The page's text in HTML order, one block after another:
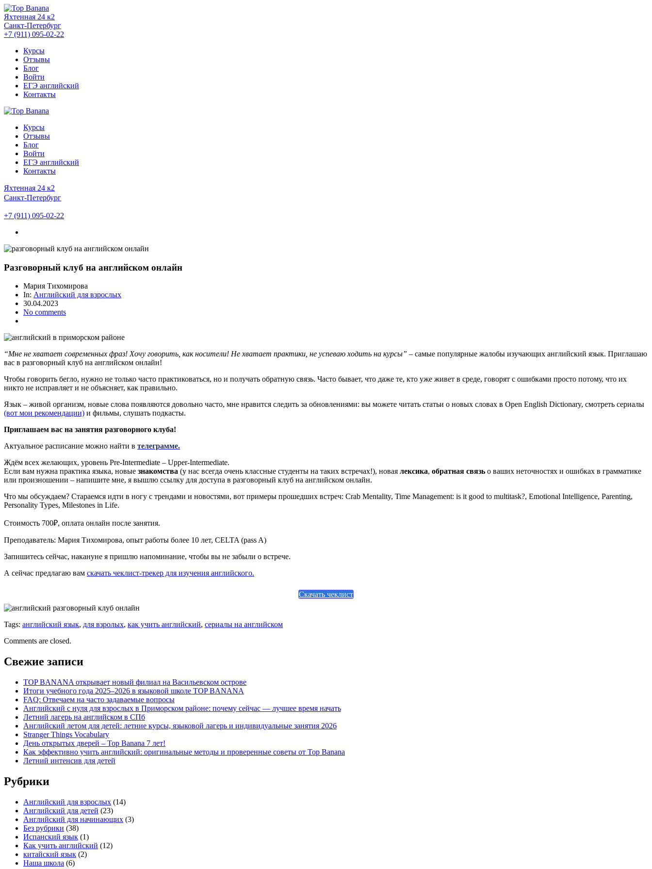
Яхтенная 24 к2
Санкт-Петербург
+7 (911) 095-02-22
Курсы
Отзывы
Блог
Войти
ЕГЭ английский
Контакты
Курсы
Отзывы
Блог
Войти
ЕГЭ английский
Контакты
Яхтенная 24 к2
Санкт-Петербург
+7 (911) 095-02-22
Разговорный клуб на английском онлайн
Мария Тихомирова
In: Английский для взрослых
30.04.2023
No comments
“Мне не хватает современных фраз! Хочу говорить, как носители! Не хватает практики, не успеваю ходить на курсы” – самые популярные жалобы изучающих английский язык. Приглашаю
вас в разговорный клуб на английском онлайн!
Чтобы говорить бегло, нужно не только часто практиковаться, но и получать обратную связь. Часто бывает, что даже те, кто уже живет в среде, говорят с ошибками просто потому, что их
никто не исправляет и не объясняет, как правильно.
Язык – живой организм, новые слова появляются довольно часто, мне нравится следить за обновлениями: вы можете читать статьи о новых словах в Open English Dictionary, смотреть сериалы
(вот мои рекомендации) и фильмы, слушать подкасты.
Приглашаем вас на занятия разговорного клуба!
Актуальное расписание можно найти в телеграмме.
Ждём всех желающих, уровень Pre-Intermediate – Upper-Intermediate.
Если вам нужна практика языка, новые знакомства (у нас всегда очень классные студенты на таких встречах!), новая лексика, обратная связь о ваших неточностях и ошибках в грамматике
или произношении – напишите мне, я вышлю ссылку для доступа в разговорный клуб на английском онлайн.
Что мы обсуждаем? Стараемся идти в ногу с трендами и новостями, вот примеры прошедших встреч: Crab Mentality, Time Management: is it good to multitask?, Emotional Intelligence, Parenting,
Personality Types, Milestones in Life.
Стоимость 700₽, оплата онлайн после занятия.
Преподаватель: Мария Тихомирова, опыт работы более 10 лет, CELTA (pass A)
Запишитесь сейчас, накануне я пришлю напоминание, чтобы вы не забыли о встрече.
А сейчас предлагаю вам скачать чеклист-трекер для изучения английского.
Скачать чеклист
Tags: английский язык, для взролых, как учить английский, сериалы на английском
Comments are closed.
Свежие записи
TOP BANANA открывает новый филиал на Васильевском острове
Итоги учебного года 2025–2026 в языковой школе TOP BANANA
FAQ: Отвечаем на часто задаваемые вопросы
Английский с нуля для взрослых в Приморском районе: почему сейчас — лучшее время начать
Летний лагерь на английском в СПб
Английский летом для детей: летние курсы, языковой лагерь и индивидуальные занятия 2026
Stranger Things Vocabulary
День открытых дверей – Top Banana 7 лет!
Как эффективно учить английский: оригинальные методы и проверенные советы от Top Banana
Летний интенсив для детей
Рубрики
Английский для взрослых (14)
Английский для детей (23)
Английский для начинающих (3)
Без рубрики (38)
Испанский язык (1)
Как учить английский (12)
китайский язык (2)
Наша школа (6)